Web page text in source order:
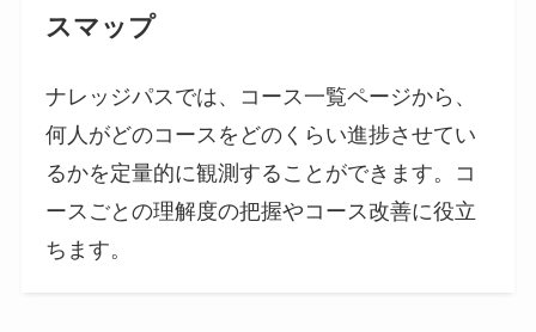
スマップ
ナレッジパスでは、コース一覧ページから、
何人がどのコースをどのくらい進捗させてい
るかを定量的に観測することができます。コ
ースごとの理解度の把握やコース改善に役立
ちます。